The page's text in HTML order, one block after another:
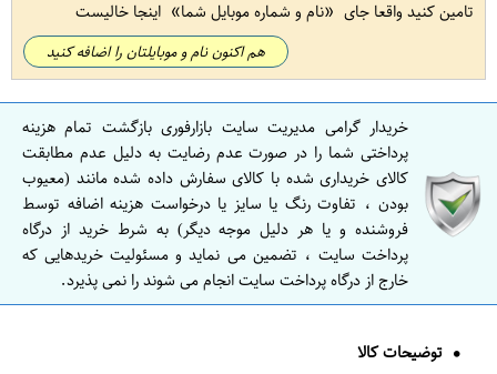
تامین کنید واقعا جای
نام و شماره موبایل شما اینجا خالیست
هم اکنون نام و موبایلتان را اضافه کنید
خریدار گرامی مدیریت سایت بازارفوری بازگشت تمام هزینه
پرداختی شما را در صورت عدم رضایت به دلیل عدم مطابقت
کالای خریداری شده با کالای سفارش داده شده مانند (معیوب
بودن ، تفاوت رنگ یا سایز یا درخواست هزینه اضافه توسط
فروشنده و یا هر دلیل موجه دیگر) به شرط خرید از درگاه
پرداخت سایت ، تضمین می نماید و مسئولیت خریدهایی که
خارج از درگاه پرداخت سایت انجام می شوند را نمی پذیرد.
توضیحات کالا